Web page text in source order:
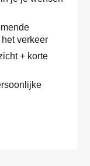
verkeer
+ korte